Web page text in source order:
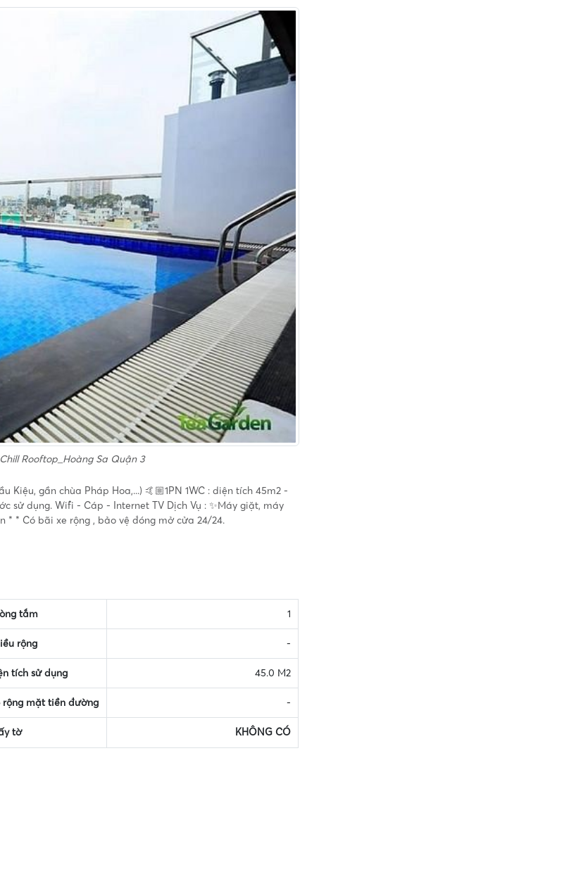
Rooftop_Hoàng Sa Quận 3
Kiệu, gần chùa Pháp Hoa,...) 🤙🏼1PN 1WC : diện tích 45m2 -
sử dụng. Wifi - Cáp - Internet TV Dịch Vụ : ✨Máy giặt, máy
* * Có bãi xe rộng , bảo vệ đóng mở cửa 24/24.
tắm 1
rộng -
tích sử dụng 45.0 M2
rộng mặt tiền đường -
tờ KHÔNG CÓ